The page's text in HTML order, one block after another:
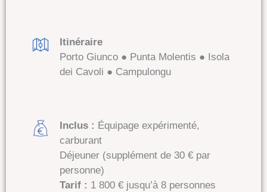
Itinéraire
Porto Giunco ● Punta Molentis ● Isola
dei Cavoli ● Campulongu
Inclus : Équipage expérimenté,
carburant
Déjeuner (supplément de 30 € par
personne)
Tarif : 1 800 € jusqu’à 8 personnes